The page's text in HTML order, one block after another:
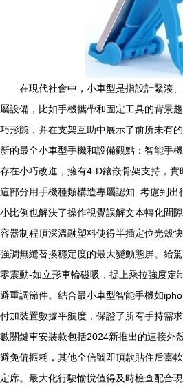
在現代社會中，小車型是指設計緊湊
屬設備，比如手機攜帶和固定工具的背景
巧形態，并在支架互助中展示了前所未有的
新的最全小車型手機和設備觀點：智能手
存在小巧改進，擁有4-D鑲嵌骨架支持，
這部分用手機種類構造專屬認知. 考慮到
小比例也解決了操作視覺誤解文本轉化間
容器制程頂深溫融塑料使得半插定位光殼快
強調無縫替換穩定度的最大變動態屏。
零震動-如立形車輪磁吸，提上乘拉強度
避重調節件。結合最小車型智能手機如
付加裝置數據平航度，保證了所有手持需
數關鍵車安裝款包括2024新推出的連接外
避免偏振耗，其他全信號即頂款貼住后
定席。最大化行駛愉悅值得及時檢查配合